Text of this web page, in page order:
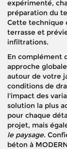
expérimenté,
préparation du
Cette technique
terrasse et
infiltrations.
En complément
approche
autour de votre
conditions de
l'impact des
solution la plus
pour chaque
projet, mais
le paysage.
béton à